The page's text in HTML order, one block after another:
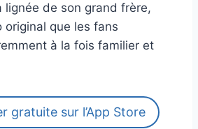
lignée de son grand frère,
original que les fans
à la fois familier et
gratuite sur l’App Store